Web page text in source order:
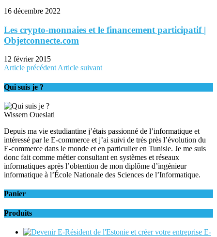
16 décembre 2022
Les crypto-monnaies et le financement participatif |
Objetconnecte.com
12 février 2015
Article précédentArticle suivant
Qui suis je ?
Wissem Oueslati
Depuis ma vie estudiantine j’étais passionné de l’informatique et
intéressé par le E-commerce et j’ai suivi de très près l’évolution du
E-commerce dans le monde et en particulier en Tunisie. Je me suis
donc fait comme métier consultant en systèmes et réseaux
informatiques après l’obtention de mon diplôme d’ingénieur
informatique à l’École Nationale des Sciences de l’Informatique.
Panier
Produits
E-